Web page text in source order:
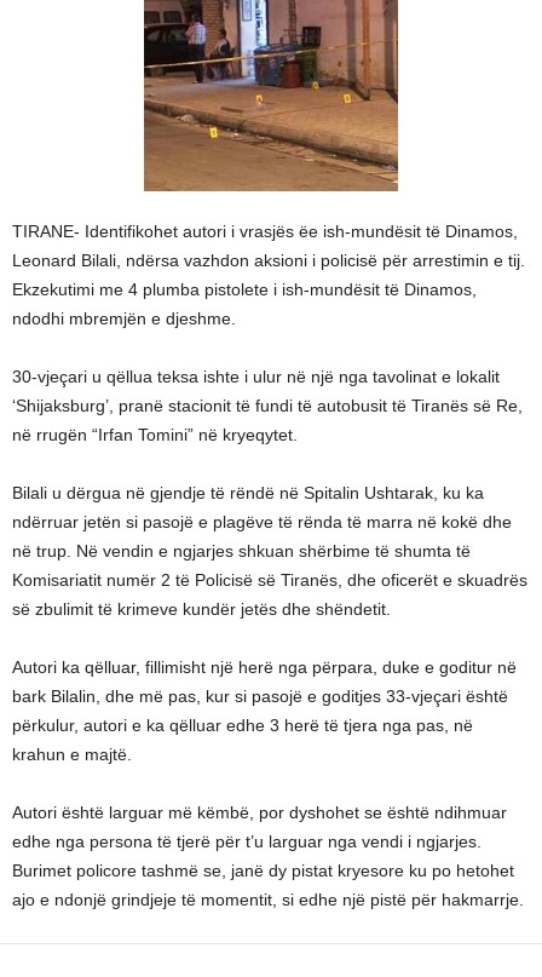
TIRANE- Identifikohet autori i vrasjës ëe ish-mundësit të Dinamos,
Leonard Bilali, ndërsa vazhdon aksioni i policisë për arrestimin e tij.
Ekzekutimi me 4 plumba pistolete i ish-mundësit të Dinamos,
ndodhi mbremjën e djeshme.
30-vjeçari u qëllua teksa ishte i ulur në një nga tavolinat e lokalit
‘Shijaksburg’, pranë stacionit të fundi të autobusit të Tiranës së Re,
në rrugën “Irfan Tomini” në kryeqytet.
Bilali u dërgua në gjendje të rëndë në Spitalin Ushtarak, ku ka
ndërruar jetën si pasojë e plagëve të rënda të marra në kokë dhe
në trup. Në vendin e ngjarjes shkuan shërbime të shumta të
Komisariatit numër 2 të Policisë së Tiranës, dhe oficerët e skuadrës
së zbulimit të krimeve kundër jetës dhe shëndetit.
Autori ka qëlluar, fillimisht një herë nga përpara, duke e goditur në
bark Bilalin, dhe më pas, kur si pasojë e goditjes 33-vjeçari është
përkulur, autori e ka qëlluar edhe 3 herë të tjera nga pas, në
krahun e majtë.
Autori është larguar më këmbë, por dyshohet se është ndihmuar
edhe nga persona të tjerë për t’u larguar nga vendi i ngjarjes.
Burimet policore tashmë se, janë dy pistat kryesore ku po hetohet
ajo e ndonjë grindjeje të momentit, si edhe një pistë për hakmarrje.